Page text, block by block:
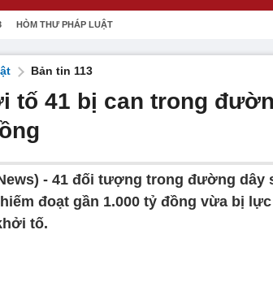
HÒM THƯ PHÁP LUẬT
Bản tin 113
tố 41 bị can trong
- 41 đối tượng trong đường dây
đoạt gần 1.000 tỷ đồng vừa bị
tố.